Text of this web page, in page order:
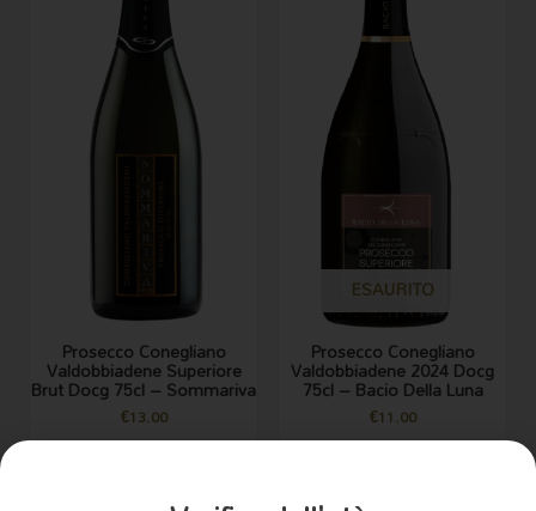
Prosecco Conegliano
Valdobbiadene Superiore
Brut Docg 75cl – Sommariva
€13.00
ESAURITO
Prosecco Conegliano
Valdobbiadene 2024 Docg
75cl – Bacio Della Luna
€11.00